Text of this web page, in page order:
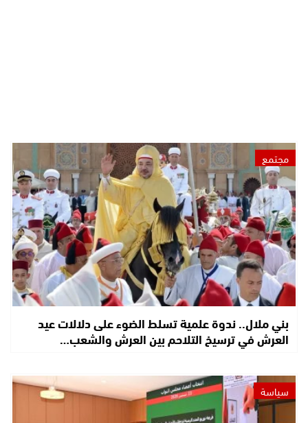
مجتمع
بني ملال.. ندوة علمية تسلط الضوء على دلالات عيد
العرش في ترسيخ التلاحم بين العرش والشعب…
سياسة